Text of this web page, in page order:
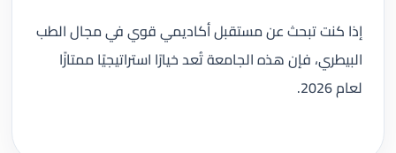
إذا كنت تبحث عن مستقبل أكاديمي قوي في مجال الطب
البيطري، فإن هذه الجامعة تُعد خيارًا استراتيجيًا ممتازًا
لعام 2026.